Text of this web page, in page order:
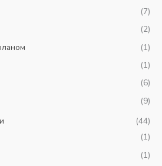
(7)
(2)
(1)
(1)
(6)
(9)
(44)
(1)
(1)